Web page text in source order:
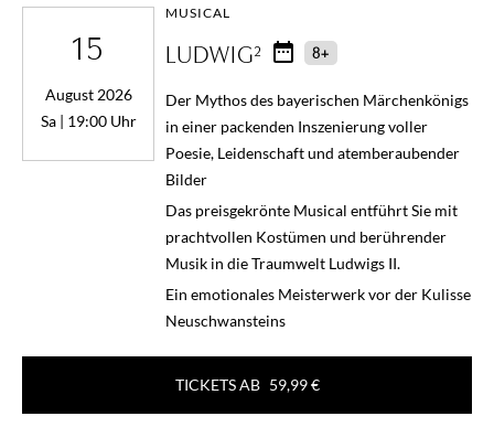
15
August 2026
Sa | 19:00 Uhr
MUSICAL
LUDWIG² 8+
Der Mythos des bayerischen Märchenkönigs
in einer packenden Inszenierung voller
Poesie, Leidenschaft und atemberaubender
Bilder
Das preisgekrönte Musical entführt Sie mit
prachtvollen Kostümen und berührender
Musik in die Traumwelt Ludwigs II.
Ein emotionales Meisterwerk vor der Kulisse
Neuschwansteins
TICKETS AB 59,99 €